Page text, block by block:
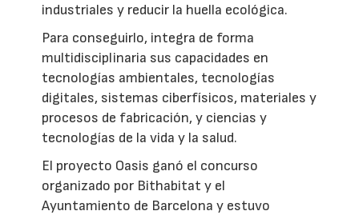
industriales y reducir la huella ecológica.
Para conseguirlo, integra de forma
multidisciplinaria sus capacidades en
tecnologías ambientales, tecnologías
digitales, sistemas ciberfísicos, materiales y
procesos de fabricación, y ciencias y
tecnologías de la vida y la salud.
El proyecto Oasis ganó el concurso
organizado por Bithabitat y el
Ayuntamiento de Barcelona y estuvo